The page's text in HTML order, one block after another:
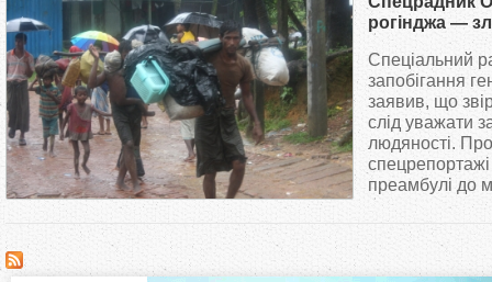
и
є
т
у
рогінджа —
людяності
Спеціальний
запобігання
заявив, що
слід уважати
людяності.
преамбулі до